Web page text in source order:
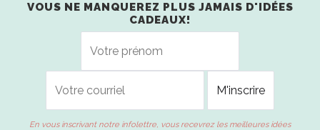
VOUS NE MANQUEREZ PLUS JAMAIS D'IDÉES
CADEAUX!
En vous inscrivant notre infolettre, vous recevrez les meilleures idées